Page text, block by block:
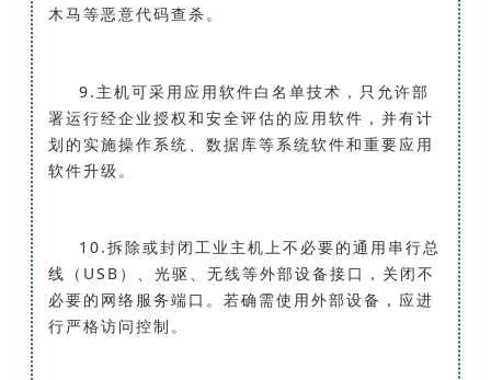
木马等恶意代码查杀。
9.主机可采用应用软件白名单技术，只允许部
署运行经企业授权和安全评估的应用软件，并有计
划的实施操作系统、数据库等系统软件和重要应用
软件升级。
10.拆除或封闭工业主机上不必要的通用串行总
线（USB）、光驱、无线等外部设备接口，关闭不
必要的网络服务端口。若确需使用外部设备，应进
行严格访问控制。